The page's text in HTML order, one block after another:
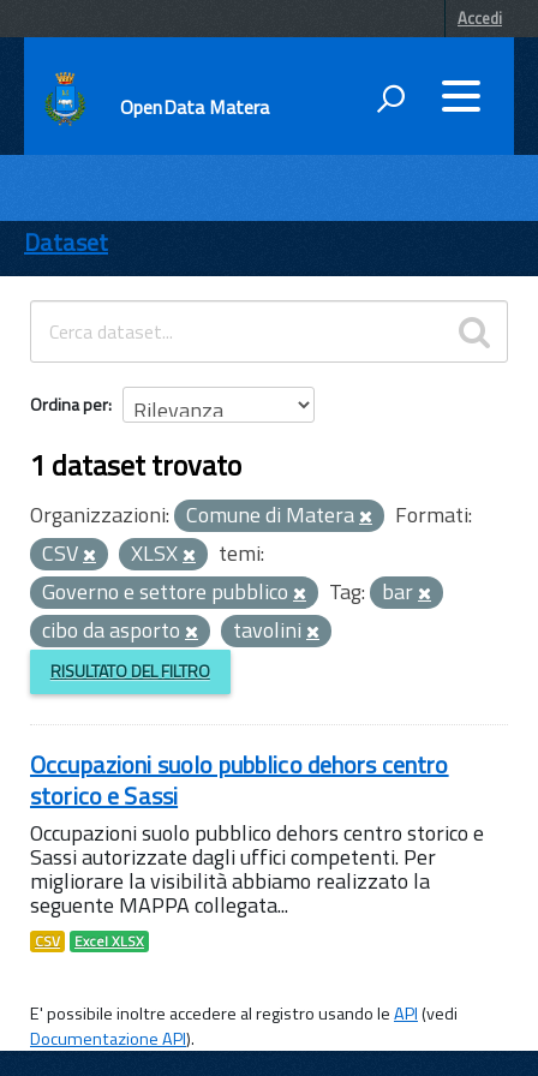
Accedi
OpenData Matera
ENTI
TEMI
INFORMAZIONI
Dataset
Ordina per
1 dataset trovato
Organizzazioni: Comune di Matera
Formati:
CSV
XLSX
temi:
Governo e settore pubblico
Tag: bar
cibo da asporto
tavolini
RISULTATO DEL FILTRO
Occupazioni suolo pubblico dehors centro
storico e Sassi
Occupazioni suolo pubblico dehors centro storico e
Sassi autorizzate dagli uffici competenti. Per
migliorare la visibilità abbiamo realizzato la
seguente MAPPA collegata...
CSV Excel XLSX
E' possibile inoltre accedere al registro usando leAPI(vedi
Documentazione API).